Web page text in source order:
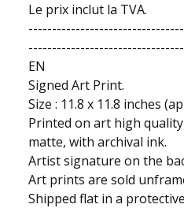
Le prix inclut la TVA.
---------------------------------
EN
Signed Art Print.
Size : 11.8 x 11.8 inches
Printed on art high
matte, with archival ink.
Artist signature on the
Art prints are sold
Shipped flat in a